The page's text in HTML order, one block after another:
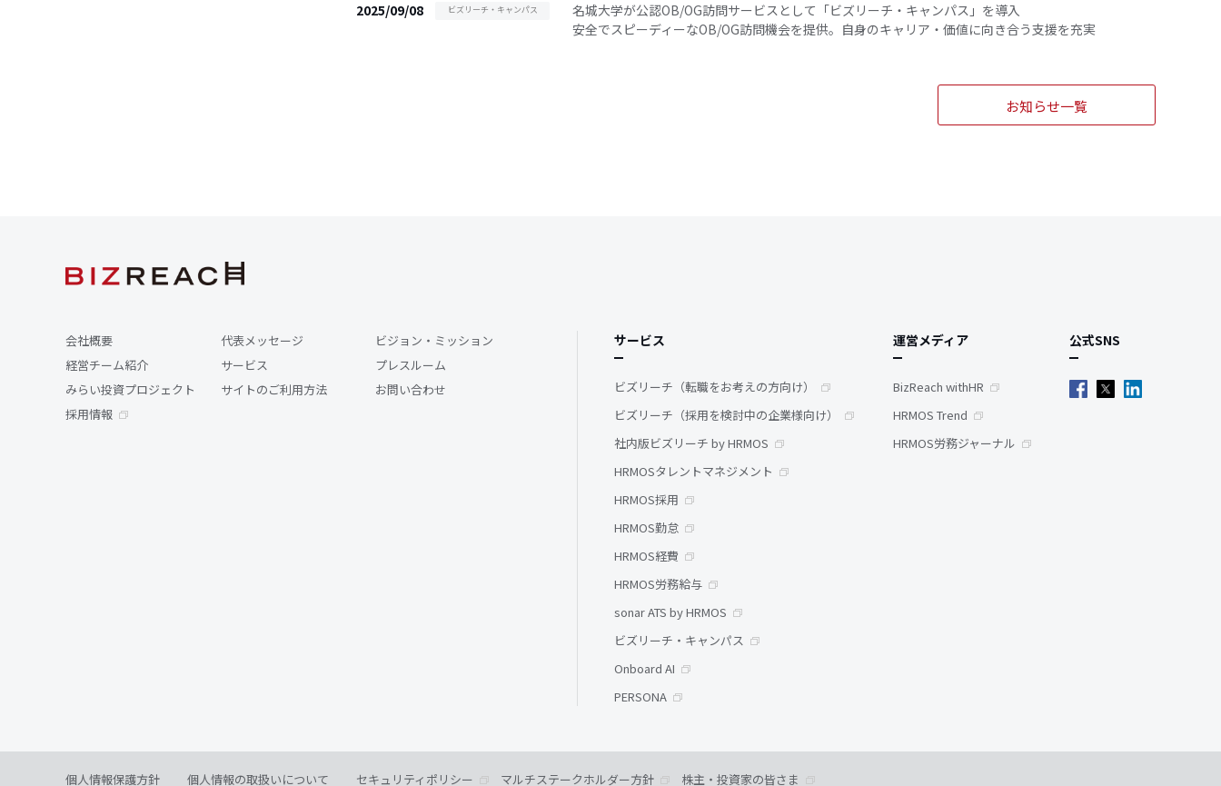
2025/09/08 ビズリーチ・キャンパス
名城大学が公認OB/OG訪問サービスとして「ビズリーチ・キャンパス」を導入
安全でスピーディーなOB/OG訪問機会を提供。自身のキャリア・価値に向き合う支援を充実
お知らせ一覧
会社概要 代表メッセージ
ビジョン・ミッション
経営チーム紹介
サービス
プレスルーム
みらい投資プロジェクト
サイトのご利用方法
お問い合わせ
採用情報
サービス
ビズリーチ（転職をお考えの方向け）
ビズリーチ（採用を検討中の企業様向け）
社内版ビズリーチ by HRMOS
HRMOSタレントマネジメント
HRMOS採用
HRMOS勤怠
HRMOS経費
HRMOS労務給与
sonar ATS by HRMOS
ビズリーチ・キャンパス
Onboard AI
PERSONA
運営メディア
BizReach withHR
HRMOS Trend
HRMOS労務ジャーナル
公式SNS
個人情報保護方針 個人情報の取扱いについて セキュリティポリシー マルチステークホルダー方針 株主・投資家の皆さま